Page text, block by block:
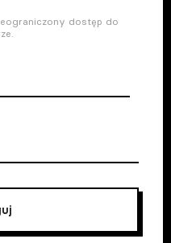
dostęp do